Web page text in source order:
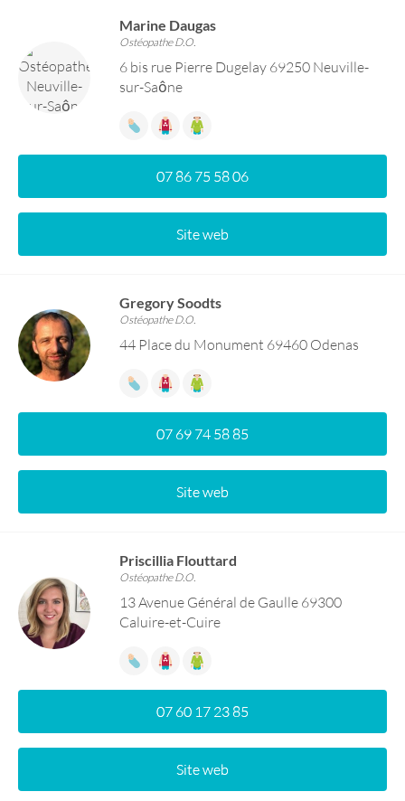
Marine Daugas
Ostéopathe D.O.
6 bis rue Pierre Dugelay 69250 Neuville-
sur-Saône
07 86 75 58 06
Site web
Gregory Soodts
Ostéopathe D.O.
44 Place du Monument 69460 Odenas
07 69 74 58 85
Site web
Priscillia Flouttard
Ostéopathe D.O.
13 Avenue Général de Gaulle 69300
Caluire-et-Cuire
07 60 17 23 85
Site web